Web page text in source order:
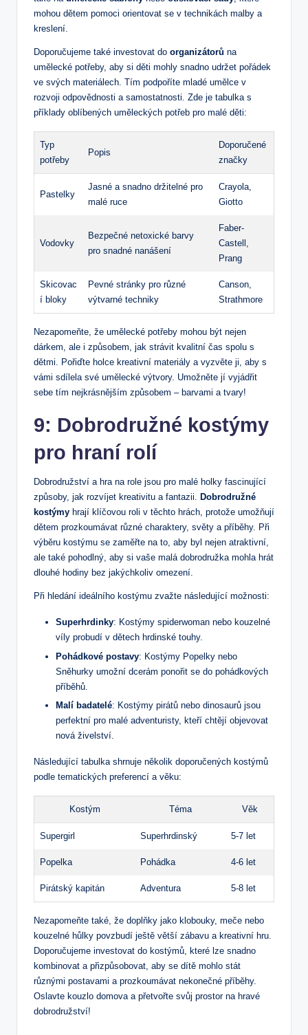
mohou dětem pomoci orientovat se v technikách malby a
kreslení.
Doporučujeme také investovat do organizátorů na
umělecké potřeby, aby si děti mohly snadno udržet pořádek
ve svých materiálech. Tím podpoříte mladé umělce v
rozvoji odpovědnosti a samostatnosti. Zde je tabulka s
příklady oblíbených uměleckých potřeb pro malé děti:
Typ
potřeby
Popis
Doporučené
značky
Pastelky
Jasné a snadno držitelné pro
malé ruce
Crayola,
Giotto
Vodovky
Bezpečné netoxické barvy
pro snadné nanášení
Faber-
Castell,
Prang
Skicovac
í bloky
Pevné stránky pro různé
výtvarné techniky
Canson,
Strathmore
Nezapomeňte, že umělecké potřeby mohou být nejen
dárkem, ale i způsobem, jak strávit kvalitní čas spolu s
dětmi. Pořiďte holce kreativní materiály a vyzvěte ji, aby s
vámi sdílela své umělecké výtvory. Umožněte jí vyjádřit
sebe tím nejkrásnějším způsobem – barvami a tvary!
9: Dobrodružné kostýmy
pro hraní rolí
Dobrodružství a hra na role jsou pro malé holky fascinující
způsoby, jak rozvíjet kreativitu a fantazii. Dobrodružné
kostýmy hrají klíčovou roli v těchto hrách, protože umožňují
dětem prozkoumávat různé charaktery, světy a příběhy. Při
výběru kostýmu se zaměřte na to, aby byl nejen atraktivní,
ale také pohodlný, aby si vaše malá dobrodružka mohla hrát
dlouhé hodiny bez jakýchkoliv omezení.
Při hledání ideálního kostýmu zvažte následující možnosti:
Superhrdinky: Kostýmy spiderwoman nebo kouzelné
víly probudí v dětech hrdinské touhy.
Pohádkové postavy: Kostýmy Popelky nebo
Sněhurky umožní dcerám ponořit se do pohádkových
příběhů.
Malí badatelé: Kostýmy pirátů nebo dinosaurů jsou
perfektní pro malé adventuristy, kteří chtějí objevovat
nová živelství.
Následující tabulka shrnuje několik doporučených kostýmů
podle tematických preferencí a věku:
Kostým Téma Věk
Supergirl Superhrdinský 5-7 let
Popelka Pohádka 4-6 let
Pirátský kapitán Adventura 5-8 let
Nezapomeňte také, že doplňky jako klobouky, meče nebo
kouzelné hůlky povzbudí ještě větší zábavu a kreativní hru.
Doporučujeme investovat do kostýmů, které lze snadno
kombinovat a přizpůsobovat, aby se dítě mohlo stát
různými postavami a prozkoumávat nekonečné příběhy.
Oslavte kouzlo domova a přetvořte svůj prostor na hravé
dobrodružství!